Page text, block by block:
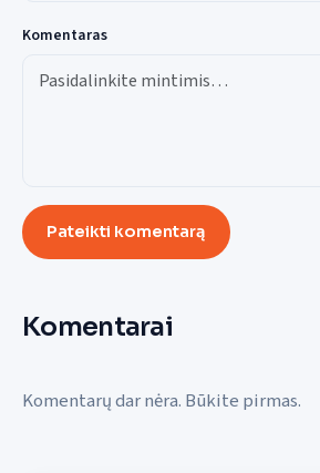
Komentaras
Pateikti komentarą
Komentarai
Komentarų dar nėra. Būkite pirmas.